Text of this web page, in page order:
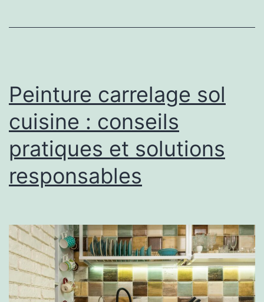
éthique,
durabilité
Peinture carrelage sol
cuisine : conseils
pratiques et solutions
responsables